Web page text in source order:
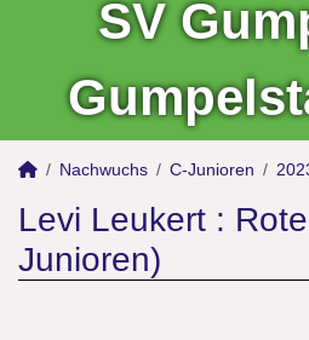
SV
Nachwuchs C-Junioren
Levi Leukert :
Junioren)